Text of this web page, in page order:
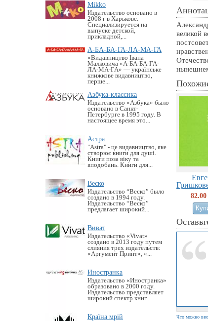
Mikko
Издательство основано в
2008 г в Харькове.
Специализируется на
выпуске детской,
прикладной,...
А-БА-БА-ГА-ЛА-МА-ГА
«Видавництво Івана
Малковича «А-БА-БА-ГА-
ЛА-МА-ГА» — українське
книжкове видавництво,
перше...
Азбука-классика
Издательство «Азбука» было
основано в Санкт-
Петербурге в 1995 году. В
настоящее время это...
Астра
"Astra" - це видавництво, яке
створює книги для душі.
Книги поза віку та
вподобань. Книги для...
Веско
Издательство “Веско” было
создано в 1994 году.
Издательство “Веско”
предлагает широкий...
Виват
Издательство «Vivat»
создано в 2013 году путем
слияния трех издательств:
«Аргумент Принт», «...
Иностранка
Издательство «Иностранка»
образовано в 2000 году.
Издательство представляет
широкий спектр книг...
Країна мрій
великой
Что можно